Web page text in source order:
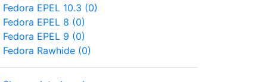
Fedora EPEL 10.3 (0)
Fedora EPEL 8 (0)
Fedora EPEL 9 (0)
Fedora Rawhide (0)